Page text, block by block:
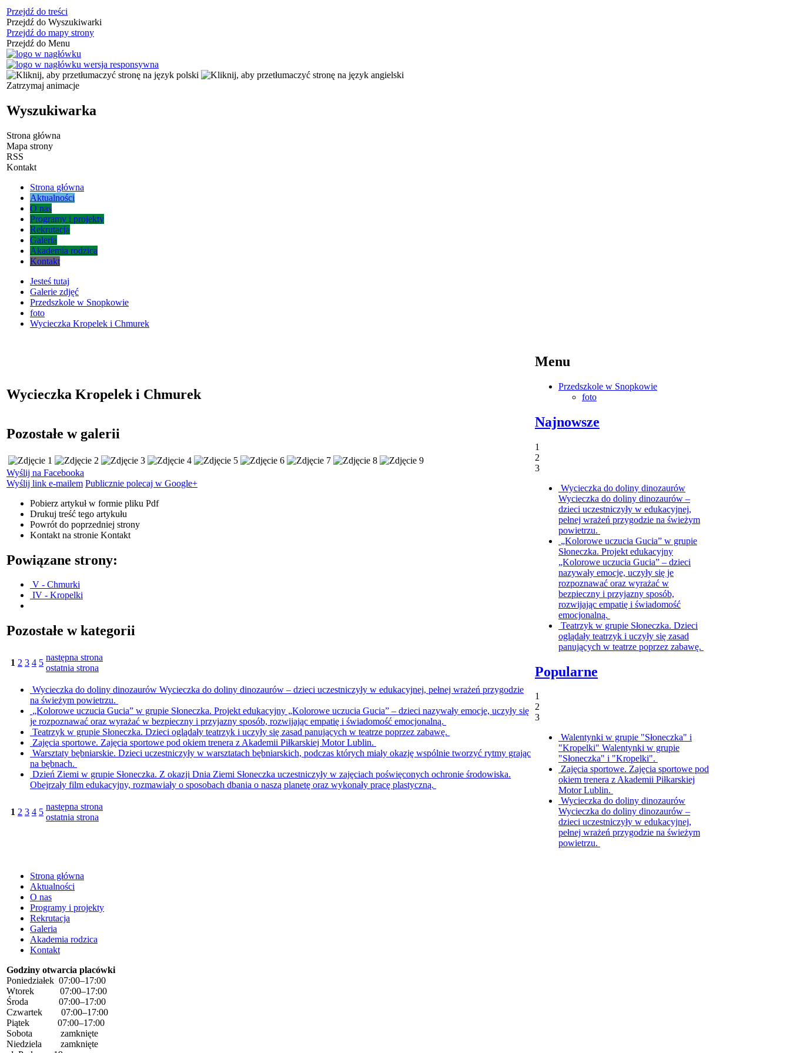
Przejdź do treści
Przejdź do Wyszukiwarki
Przejdź do mapy strony
Przejdź do Menu
Zatrzymaj animacje
Wyszukiwarka
Strona główna
Mapa strony
RSS
Kontakt
Strona główna
Aktualności
O nas
Programy i projekty
Rekrutacja
Galeria
Akademia rodzica
Kontakt
Jesteś tutaj
Galerie zdjęć
Przedszkole w Snopkowie
foto
Wycieczka Kropelek i Chmurek
Wycieczka Kropelek i Chmurek
Pozostałe w galerii
Wyślij na Facebooka
Wyślij link e-mailem Publicznie polecaj w Google+
Pobierz artykuł w formie pliku Pdf
Drukuj treść tego artykułu
Powrót do poprzedniej strony
Kontakt na stronie Kontakt
Powiązane strony:
V - Chmurki
IV - Kropelki
Pozostałe w kategorii
1 2 3 4 5
następna strona
ostatnia strona
Wycieczka do doliny dinozaurów Wycieczka do doliny dinozaurów – dzieci uczestniczyły w edukacyjnej, pełnej wrażeń przygodzie
na świeżym powietrzu.
„Kolorowe uczucia Gucia” w grupie Słoneczka. Projekt edukacyjny „Kolorowe uczucia Gucia” – dzieci nazywały emocje, uczyły się
je rozpoznawać oraz wyrażać w bezpieczny i przyjazny sposób, rozwijając empatię i świadomość emocjonalną.
Teatrzyk w grupie Słoneczka. Dzieci oglądały teatrzyk i uczyły się zasad panujących w teatrze poprzez zabawę.
Zajęcia sportowe. Zajęcia sportowe pod okiem trenera z Akademii Piłkarskiej Motor Lublin.
Warsztaty bębniarskie. Dzieci uczestniczyły w warsztatach bębniarskich, podczas których miały okazję wspólnie tworzyć rytmy grając
na bębnach.
Dzień Ziemi w grupie Słoneczka. Z okazji Dnia Ziemi Słoneczka uczestniczyły w zajęciach poświęconych ochronie środowiska.
Obejrzały film edukacyjny, rozmawiały o sposobach dbania o naszą planetę oraz wykonały pracę plastyczną.
1 2 3 4 5
następna strona
ostatnia strona
Menu
Przedszkole w Snopkowie
foto
Najnowsze
1
2
3
Wycieczka do doliny dinozaurów
Wycieczka do doliny dinozaurów –
dzieci uczestniczyły w edukacyjnej,
pełnej wrażeń przygodzie na świeżym
powietrzu.
„Kolorowe uczucia Gucia” w grupie
Słoneczka. Projekt edukacyjny
„Kolorowe uczucia Gucia” – dzieci
nazywały emocje, uczyły się je
rozpoznawać oraz wyrażać w
bezpieczny i przyjazny sposób,
rozwijając empatię i świadomość
emocjonalną.
Teatrzyk w grupie Słoneczka. Dzieci
oglądały teatrzyk i uczyły się zasad
panujących w teatrze poprzez zabawę.
Popularne
1
2
3
Walentynki w grupie "Słoneczka" i
"Kropelki" Walentynki w grupie
"Słoneczka" i "Kropelki".
Zajęcia sportowe. Zajęcia sportowe pod
okiem trenera z Akademii Piłkarskiej
Motor Lublin.
Wycieczka do doliny dinozaurów
Wycieczka do doliny dinozaurów –
dzieci uczestniczyły w edukacyjnej,
pełnej wrażeń przygodzie na świeżym
powietrzu.
Strona główna
Aktualności
O nas
Programy i projekty
Rekrutacja
Galeria
Akademia rodzica
Kontakt
Godziny otwarcia placówki
Poniedziałek 07:00–17:00
Wtorek 07:00–17:00
Środa 07:00–17:00
Czwartek 07:00–17:00
Piątek 07:00–17:00
Sobota zamknięte
Niedziela zamknięte